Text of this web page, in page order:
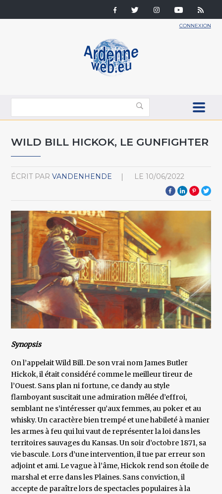
CONNEXION
WILD BILL HICKOK, LE GUNFIGHTER
ÉCRIT PAR VANDENHENDE LE 10/06/2022
Synopsis
On l’appelait Wild Bill. De son vrai nom James Butler
Hickok, il était considéré comme le meilleur tireur de
l’Ouest. Sans plan ni fortune, ce dandy au style
flamboyant suscitait une admiration mêlée d’effroi,
semblant ne s’intéresser qu’aux femmes, au poker et au
whisky. Un caractère bien trempé et une habileté à manier
les armes à feu qui lui vaut de représenter la loi dans les
territoires sauvages du Kansas. Un soir d’octobre 1871, sa
vie bascule. Lors d’une intervention, il tue par erreur son
adjoint et ami. Le vague à l’âme, Hickok rend son étoile de
marshal et erre dans les Plaines. Sans conviction, il
accepte de paraître lors de spectacles populaires à la